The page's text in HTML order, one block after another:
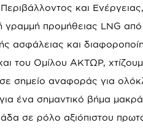
και
γραμμή προμήθειας LNG
ασφάλειας και
του Ομίλου ΑΚΤΩΡ,
σημείο αναφοράς για
για ένα σημαντικό βήμα
σε ρόλο αξιόπιστου